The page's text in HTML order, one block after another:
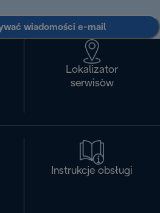
wiadomości e-mail
Lokalizator
serwisòw
Instrukcje obsługi